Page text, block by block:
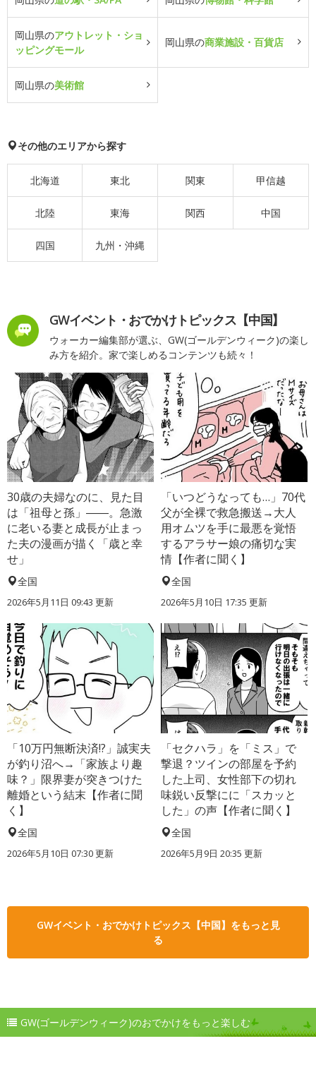
岡山県のアウトレット・ショ
ッピングモール
岡山県の商業施設・百貨店
岡山県の美術館
その他のエリアから探す
北海道 東北 関東 甲信越
北陸 東海 関西 中国
四国 九州・沖縄
GWイベント・おでかけトピックス【中国】
ウォーカー編集部が選ぶ、GW(ゴールデンウィーク)の楽し
み方を紹介。家で楽しめるコンテンツも続々！
30歳の夫婦なのに、見た目
は「祖母と孫」――。急激
に老いる妻と成長が止まっ
た夫の漫画が描く「歳と幸
せ」
全国
2026年5月11日 09:43 更新
「いつどうなっても…」70代
父が全裸で救急搬送→大人
用オムツを手に最悪を覚悟
するアラサー娘の痛切な実
情【作者に聞く】
全国
2026年5月10日 17:35 更新
「10万円無断決済!?」誠実夫
が釣り沼へ→「家族より趣
味？」限界妻が突きつけた
離婚という結末【作者に聞
く】
全国
2026年5月10日 07:30 更新
「セクハラ」を「ミス」で
撃退？ツインの部屋を予約
した上司、女性部下の切れ
味鋭い反撃にに「スカッと
した」の声【作者に聞く】
全国
2026年5月9日 20:35 更新
GWイベント・おでかけトピックス【中国】をもっと見
る
GW(ゴールデンウィーク)のおでかけをもっと楽しむ